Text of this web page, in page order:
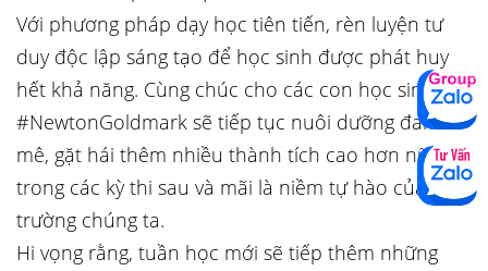
Với phương pháp dạy học tiên tiến, rèn luyện tư
duy độc lập sáng tạo để học sinh được phát huy
hết khả năng. Cùng chúc cho các con học sinh
#NewtonGoldmark sẽ tiếp tục nuôi dưỡng đam
mê, gặt hái thêm nhiều thành tích cao hơn nữa
trong các kỳ thi sau và mãi là niềm tự hào của
trường chúng ta.
Hi vọng rằng, tuần học mới sẽ tiếp thêm những